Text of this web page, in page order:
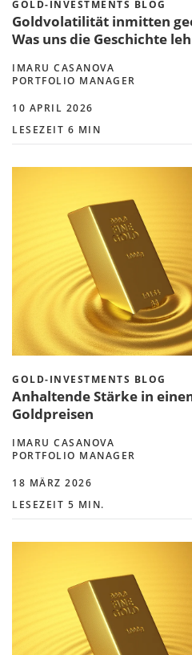
GOLD-INVESTMENTS BLOG
Goldvolatilität inmitten
Was uns die Geschichte
IMARU CASANOVA
PORTFOLIO MANAGER
10 APRIL 2026
LESEZEIT 6 MIN
GOLD-INVESTMENTS BLOG
Anhaltende Stärke in
Goldpreisen
IMARU CASANOVA
PORTFOLIO MANAGER
18 MÄRZ 2026
LESEZEIT 5 MIN.